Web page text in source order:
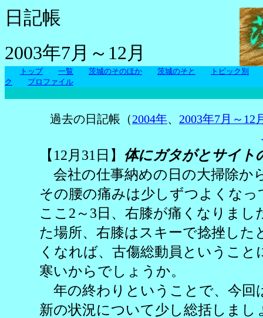
日記帳
2003年7月～12月
トップ 一覧 茨城のそのほか 茨城のそと
トピック別
ク
プロファイル
過去の日記帳（2004年、 2003年7月～12
【12月31日】 体にガタがとサイト
会社の仕事納めの日の大掃除か
その腰の痛みは少しずつよくな
ここ2～3日、右膝が痛くなりま
た場所、右膝はスキーで捻挫した
くなれば、古傷総動員というこ
寒いからでしょうか。
年の終わりということで、今回
新の状況について少し総括しまし